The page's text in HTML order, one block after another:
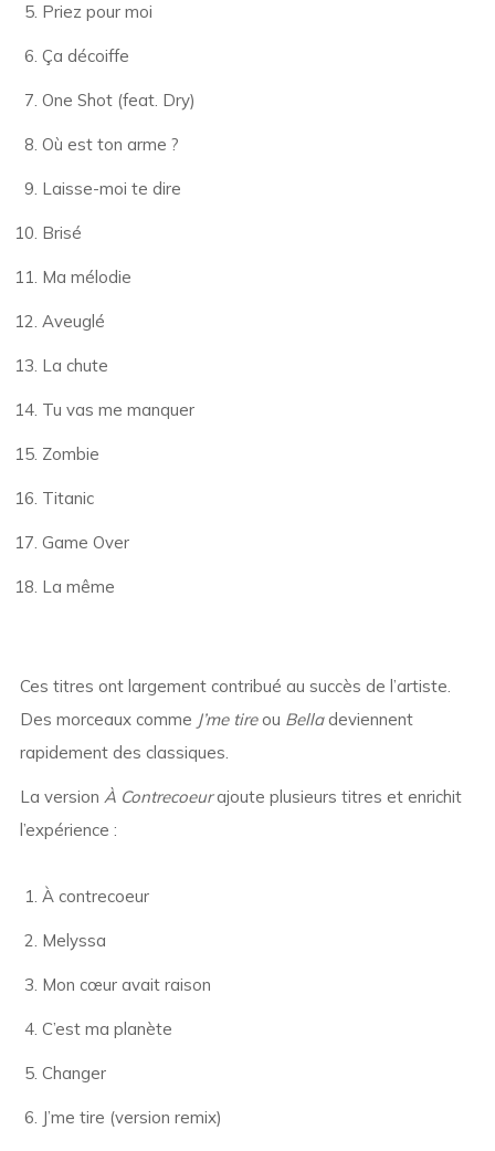
Priez pour moi
Ça décoiffe
One Shot (feat. Dry)
Où est ton arme ?
Laisse-moi te dire
Brisé
Ma mélodie
Aveuglé
La chute
Tu vas me manquer
Zombie
Titanic
Game Over
La même
Ces titres ont largement contribué au succès de l’artiste.
Des morceaux comme J’me tireou Belladeviennent
rapidement des classiques.
La version À Contrecoeurajoute plusieurs titres et enrichit
l’expérience :
À contrecoeur
Melyssa
Mon cœur avait raison
C’est ma planète
Changer
J’me tire (version remix)